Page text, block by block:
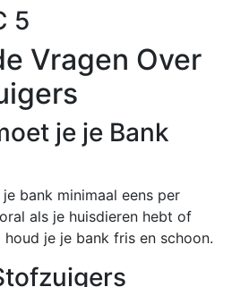
5
Vragen Over
je je Bank
bank minimaal eens per
als je huisdieren hebt of
je je bank fris en schoon.